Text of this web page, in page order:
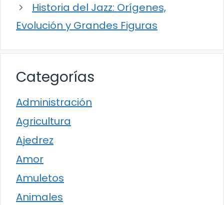
Historia del Jazz: Orígenes,
Evolución y Grandes Figuras
Categorías
Administración
Agricultura
Ajedrez
Amor
Amuletos
Animales